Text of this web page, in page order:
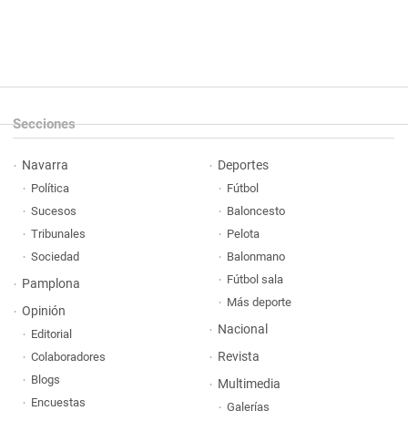
Secciones
Navarra
Política
Sucesos
Tribunales
Sociedad
Pamplona
Opinión
Editorial
Colaboradores
Blogs
Encuestas
Deportes
Fútbol
Baloncesto
Pelota
Balonmano
Fútbol sala
Más deporte
Nacional
Revista
Multimedia
Galerías